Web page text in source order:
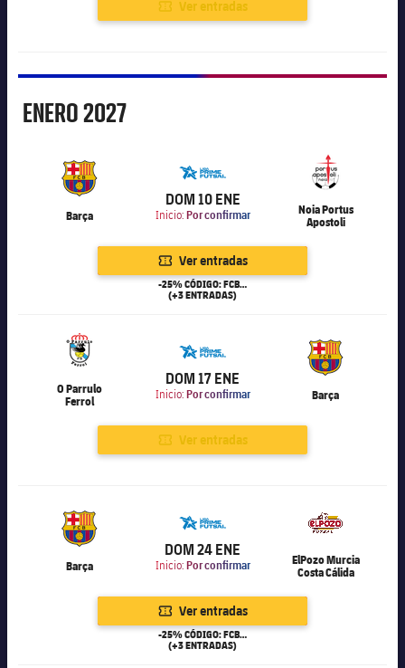
Ver entradas
Enero
ENERO2027
Barça
6.000
DOM 10 ENE
Inicio: Por confirmar
Noia Portus
Apostoli
Ver entradas
-25% CÓDIGO: FCB25
(+3 ENTRADAS)
O Parrulo
Ferrol
6.000
DOM 17 ENE
Inicio: Por confirmar Barça
Ver entradas
Barça
6.000
DOM 24 ENE
Inicio: Por confirmar
ElPozo Murcia
Costa Cálida
Ver entradas
-25% CÓDIGO: FCB25
(+3 ENTRADAS)